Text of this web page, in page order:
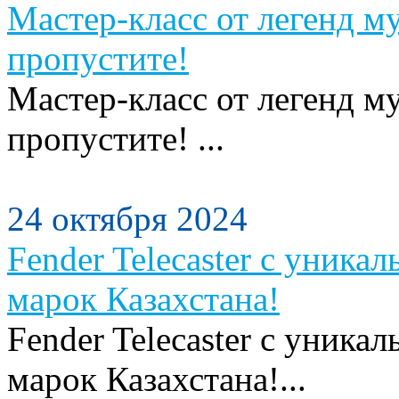
Мастер-класс от легенд
пропустите!
Мастер-класс от легенд
пропустите! ...
24 октября 2024
Fender Telecaster с
марок Казахстана!
Fender Telecaster с
марок Казахстана!...